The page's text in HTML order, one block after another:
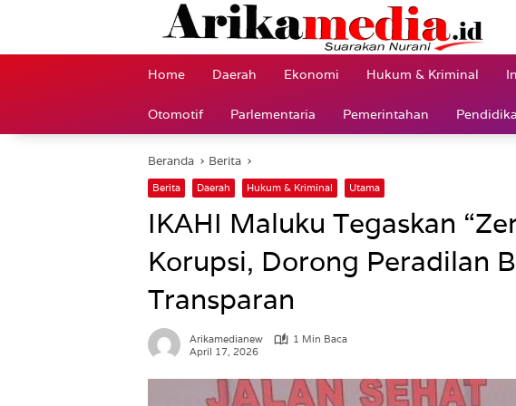
Home Daerah Ekonomi Hukum & Kriminal
Otomotif Parlementaria Pemerintahan
Beranda Berita
Berita Daerah Hukum & Kriminal Utama
IKAHI Maluku Tegaskan
Korupsi, Dorong Peradilan
Transparan
Arikamedianew
1 Min Baca
April 17, 2026